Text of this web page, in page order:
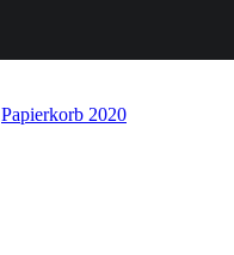
Papierkorb 2020